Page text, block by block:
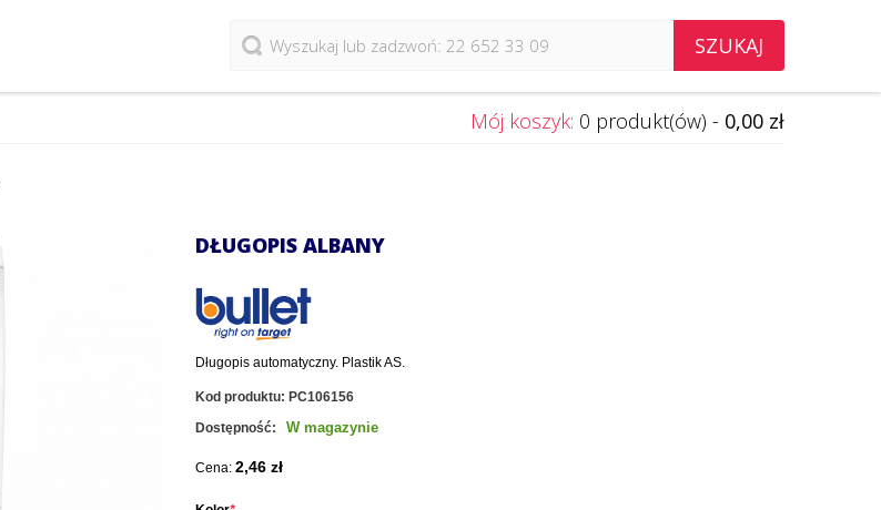
SZUKAJ
Mój koszyk: 0 produkt(ów) - 0,00 zł
DŁUGOPIS ALBANY
Długopis automatyczny. Plastik AS.
Kod produktu: PC106156
Dostępność:
W magazynie
Cena:2,46 zł